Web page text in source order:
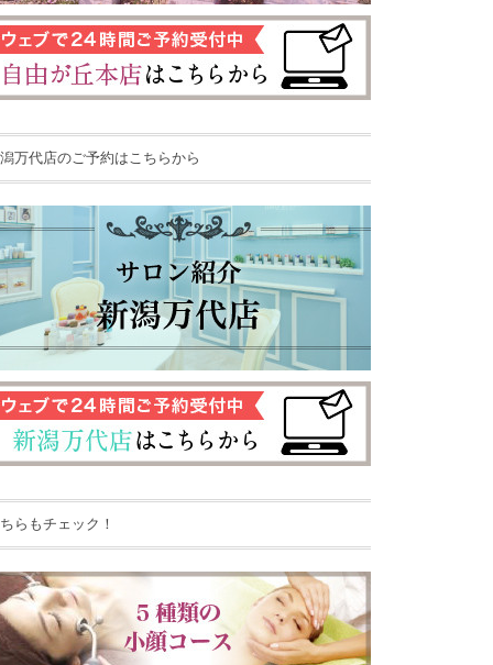
万代店のご予約はこちらから
らもチェック！